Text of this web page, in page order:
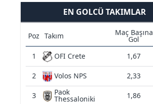
EN GOLCÜ TAKIMLAR
Poz Takım Maç Başına
Gol
1 OFI Crete 1,67
2 Volos NPS 2,33
3 Paok
Thessaloniki 1,86